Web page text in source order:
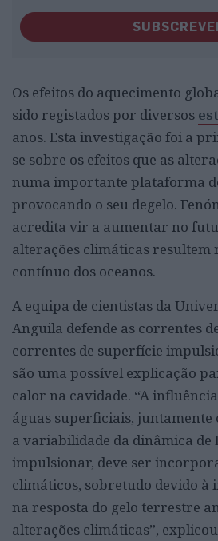
Os efeitos do aquecimento
sido registados por diversos
anos. Esta investigação foi a
se sobre os efeitos que as
numa importante plataforma
provocando o seu degelo.
acredita vir a aumentar no
alterações climáticas resultem
contínuo dos oceanos.
A equipa de cientistas da
Anguila defende as correntes
correntes de superfície
são uma possível explicação
calor na cavidade. “A
águas superficiais, juntamente
a variabilidade da dinâmica de
impulsionar, deve ser
climáticos, sobretudo devido à
na resposta do gelo terrestre
alterações climáticas”,